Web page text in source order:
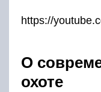
https://
О
охоте